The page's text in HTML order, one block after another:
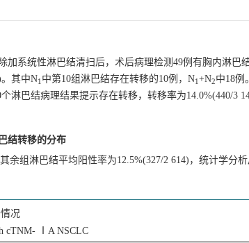
系统性淋巴结清扫后，术后病理检测49例有胸内淋巴
。其中N1 中第10组淋巴结存在转移的10例，N1 +N2中18例
淋巴结病理结果提示存在转移，转移率为14.0%(440/3
结转移的分布
余组淋巴结平均阳性率为12.5%(327/2 614)，统计学分
况
cTNM- ⅠA NSCLC